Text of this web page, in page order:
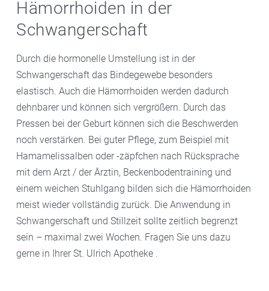
Hämorrhoiden in der
Schwangerschaft
Durch die hormonelle Umstellung ist in der
Schwangerschaft das Bindegewebe besonders
elastisch. Auch die Hämorrhoiden werden dadurch
dehnbarer und können sich vergrößern. Durch das
Pressen bei der Geburt können sich die Beschwerden
noch verstärken. Bei guter Pflege, zum Beispiel mit
Hamamelissalben oder -zäpfchen nach Rücksprache
mit dem Arzt / der Ärztin, Beckenbodentraining und
einem weichen Stuhlgang bilden sich die Hämorrhoiden
meist wieder vollständig zurück. Die Anwendung in
Schwangerschaft und Stillzeit sollte zeitlich begrenzt
sein – maximal zwei Wochen. Fragen Sie uns dazu
gerne in Ihrer St. Ulrich Apotheke .